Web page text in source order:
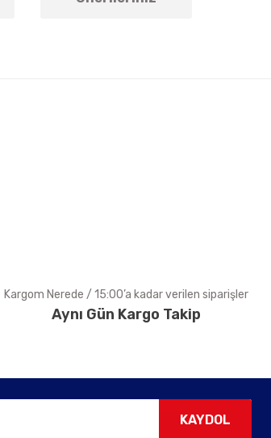
Kargom Nerede / 15:00’a kadar verilen siparişler
Aynı Gün Kargo Takip
KAYDOL